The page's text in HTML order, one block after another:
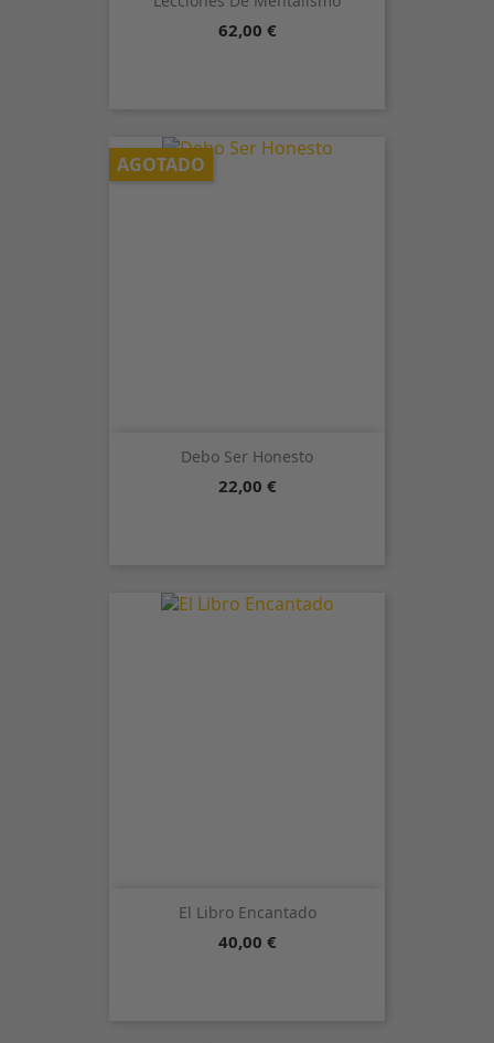
Precio
62,00 €
Debo Ser Honesto
Precio
22,00 €
AGOTADO
El Libro Encantado
Precio
40,00 €